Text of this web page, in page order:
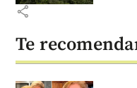
share
Te